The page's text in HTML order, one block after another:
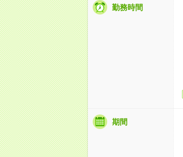
勤務時間
期間